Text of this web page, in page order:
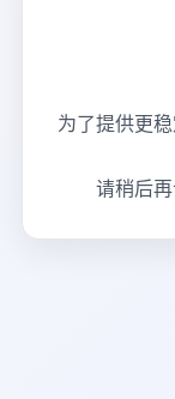
为了提供更
请稍后